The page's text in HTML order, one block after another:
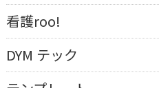
看護roo!
DYM テック